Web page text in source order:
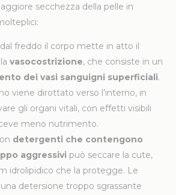
secchezza della pelle in
freddo il corpo mette in atto il
vasocostrizione, che consiste in un
dei vasi sanguigni superficiali.
viene dirottato verso l’interno, in
gli organi vitali, con effetti visibili
meno nutrimento.
detergenti che contengono
aggressivi può seccare la cute,
idrolipidico che la protegge. Le
detersione troppo sgrassante